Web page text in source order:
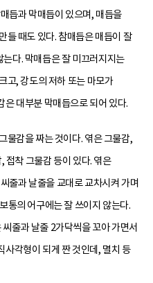
듭과 막매듭이 있으며, 매듭을
들 때도 있다. 참매듭은 매듭이 잘
다. 막매듭은 잘 미끄러지지는
고, 강도의 저하 또는 마모가
은 대부분 막매듭으로 되어 있다.
물감을 짜는 것이다. 엮은 그물감,
접착 그물감 등이 있다. 엮은
줄과 날줄을 교대로 교차시켜 가며
통의 어구에는 잘 쓰이지 않는다.
줄과 날줄 2가닥씩을 꼬아 가면서
사각형이 되게 짠 것인데, 멸치 등